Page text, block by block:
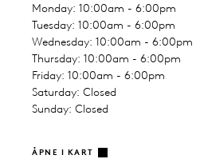
Monday: 10:00am - 6:00pm
Tuesday: 10:00am - 6:00pm
Wednesday: 10:00am - 6:00pm
Thursday: 10:00am - 6:00pm
Friday: 10:00am - 6:00pm
Saturday: Closed
Sunday: Closed
ÅPNE I KART